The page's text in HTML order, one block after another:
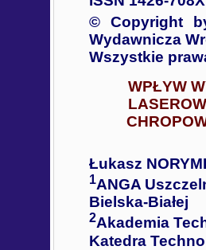
© Copyright
Wydawnicza
Wszystkie
WPŁYW
Łukasz
1ANGA
Bielska-Białej
2Akademia
Katedra